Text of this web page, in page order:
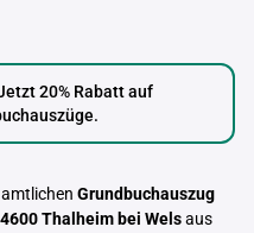
20% Rabatt auf
Grundbuchauszug
4600 Thalheim bei Welsaus